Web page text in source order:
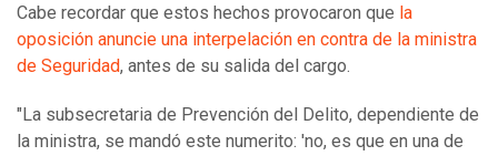
Cabe recordar que estos hechos provocaron que la
oposición anuncie una interpelación en contra de la ministra
de Seguridad, antes de su salida del cargo.
"La subsecretaria de Prevención del Delito, dependiente de
la ministra, se mandó este numerito: 'no, es que en una de